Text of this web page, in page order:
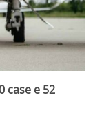
case e 52